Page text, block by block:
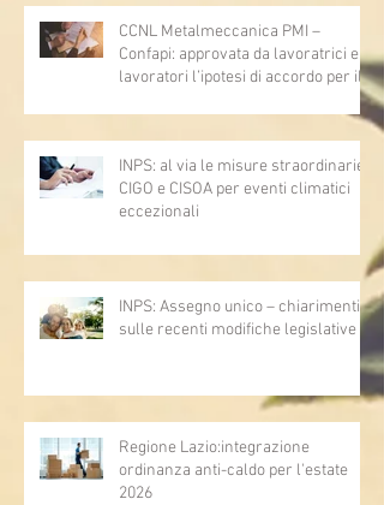
e 2735)
CCNL Metalmeccanica PMI –
Confapi: approvata da lavoratrici e
lavoratori l’ipotesi di accordo per il
INPS: al via le misure straordinarie
CIGO e CISOA per eventi climatici
eccezionali
INPS: Assegno unico – chiarimenti
sulle recenti modifiche legislative
Regione Lazio:integrazione
ordinanza anti-caldo per l'estate
2026